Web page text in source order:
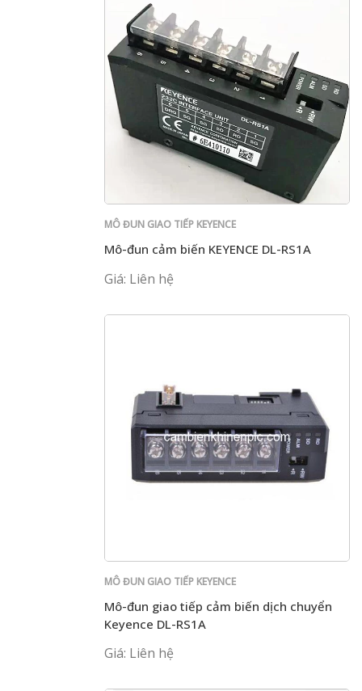
MÔ ĐUN GIAO TIẾP KEYENCE
Mô-đun cảm biến KEYENCE DL-RS1A
Giá: Liên hệ
MÔ ĐUN GIAO TIẾP KEYENCE
Mô-đun giao tiếp cảm biến dịch chuyển
Keyence DL-RS1A
Giá: Liên hệ